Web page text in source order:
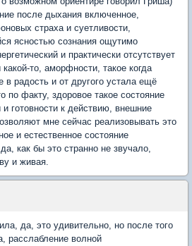
после дыхания включенное,
страха и суетливости,
ясностью сознания ощутимо
и практически отсутствует
то, аморфности, такое когда
в радость и от другого устала ещё
по факту, здоровое такое состояние
готовности к действию, внешние
мне сейчас реализовывать это
и естественное состояние
как бы это странно не звучало,
и живая.
да, это удивительно, но после того
расслабление волной